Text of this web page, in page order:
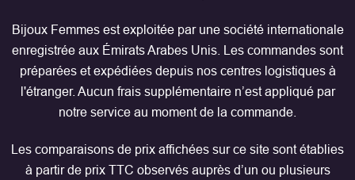
Bijoux Femmes est exploitée par une société internationale
enregistrée aux Émirats Arabes Unis. Les commandes sont
préparées et expédiées depuis nos centres logistiques à
l'étranger. Aucun frais supplémentaire n’est appliqué par
notre service au moment de la commande.
Les comparaisons de prix affichées sur ce site sont établies
à partir de prix TTC observés auprès d’un ou plusieurs